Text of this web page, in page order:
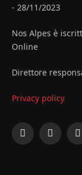
- 28/11/2023
Nos Alpes è
Online
Direttore
Privacy policy
Facebook
X